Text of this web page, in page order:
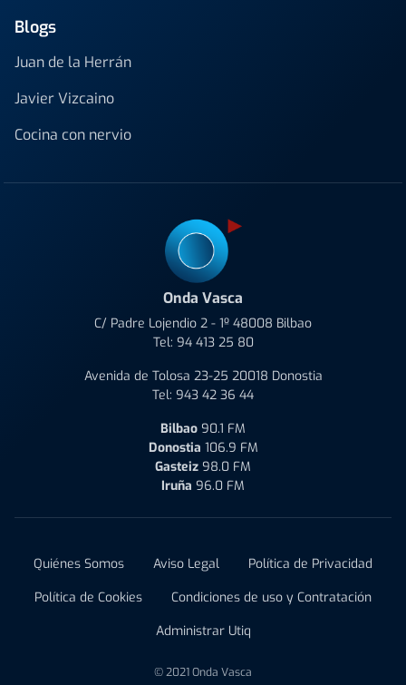
Blogs
Juan de la Herrán
Javier Vizcaino
Cocina con nervio
Onda Vasca
C/ Padre Lojendio 2 - 1º 48008 Bilbao
Tel: 94 413 25 80
Avenida de Tolosa 23-25 20018 Donostia
Tel: 943 42 36 44
Bilbao 90.1 FM
Donostia 106.9 FM
Gasteiz 98.0 FM
Iruña 96.0 FM
Quiénes Somos Aviso Legal
Política de Privacidad
Política de Cookies
Condiciones de uso y Contratación
Administrar Utiq
© 2021 Onda Vasca